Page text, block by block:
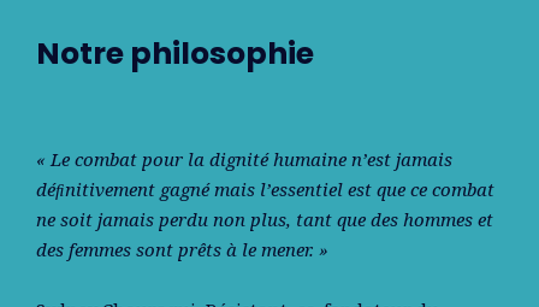
Notre philosophie
« Le combat pour la dignité humaine n’est jamais
déﬁnitivement gagné mais l’essentiel est que ce combat
ne soit jamais perdu non plus, tant que des hommes et
des femmes sont prêts à le mener. »